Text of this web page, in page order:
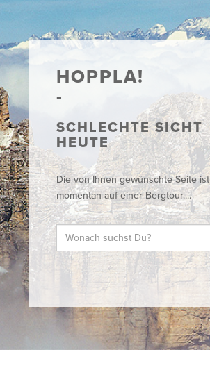
HOPPLA!
SCHLECHTE SICHT
HEUTE
Die von Ihnen gewünschte Seite ist
momentan auf einer Bergtour....